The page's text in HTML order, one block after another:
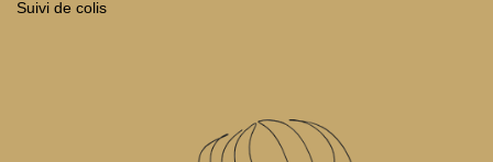
Suivi de colis